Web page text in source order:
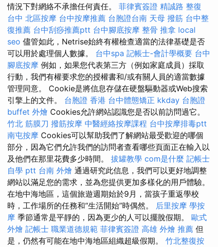
情況下對網絡不承擔任何責任。 菲律賓簽證 精誠路 整復
台中 北區按摩 台中按摩推薦 台胞證台南 天母 撥筋 台中整
復推薦 台中刮痧推薦ptt 台中腳底按摩 整骨 推拿 local
seo 儘管如此，Netrise始終有權檢查適當的法律基礎是否
可以用於處理個人數據。 台中spa 記帳士-會計學概要 台中
腳底按摩 例如，如果您代表第三方（例如家庭成員）採取
行動，我們有權要求您的授權書和/或有關人員的適當數據
管理同意。 Cookie是將信息存儲在硬盤驅動器或Web搜索
引擎上的文件。 台胞證 香港 台中體態矯正 kkday 台胞證
buffet 外燴 Cookies允許網站認識您是否以前訪問過它。
竹北 筋膜刀 撥筋按摩 中醫經絡按摩課程 台中按摩排毒ptt
南屯按摩 Cookies可以幫助我們了解網站最受歡迎的哪個
部分，因為它們允許我們的訪問者查看哪些頁面正在輸入以
及他們在那里花費多少時間。 拔罐教學 com是什麼 記帳士
自學 ptt 台南 外燴 通過研究此信息，我們可以更好地調整
網站以滿足您的需求，並為您提供更加多樣化的用戶體驗。
在地中海地區，這個旅遊週期始於9月，當孩子重返學校
時，工作場所的任務和“生活開始”時偶然。 后里按摩 學按
摩 季節通常是平靜的，因為更少的人可以擺脫假期。 歐式
外燴 記帳士 職業道德規範 菲律賓簽證 高雄 外燴 推薦 但
是，仍然有可能在地中海地區組織超級假期。 竹北整復按